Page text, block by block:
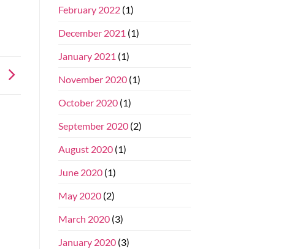
February 2022(1)
December 2021 (1)
January 2021 (1)
November 2020(1)
October 2020(1)
September 2020(2)
August 2020(1)
June 2020(1)
May 2020(2)
March 2020(3)
January 2020(3)